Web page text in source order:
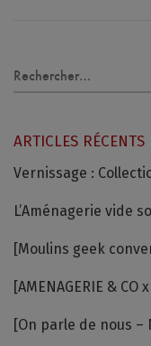
Recherche
pour :
ARTICLES RÉCENTS
Vernissage :
L’Aménagerie vide
[Moulins geek
[AMENAGERIE & CO
[On parle de nous –